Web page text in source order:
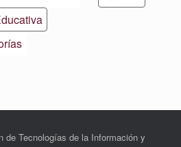
de Tecnologías de la Información y